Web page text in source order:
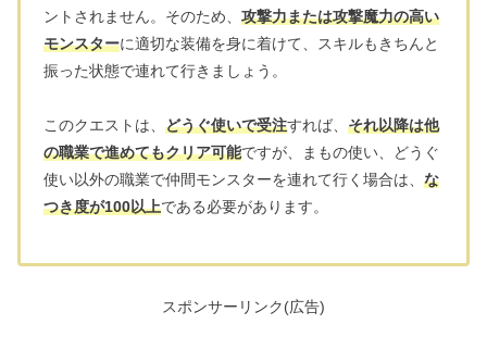
ントされません。そのため、 攻撃力または攻撃魔力の高い
モンスターに適切な装備を身に着けて、スキルもきちんと
振った状態で連れて行きましょう。
このクエストは、 どうぐ使いで受注すれば、 それ以降は他
の職業で進めてもクリア可能ですが、まもの使い、どうぐ
使い以外の職業で仲間モンスターを連れて行く場合は、 な
つき度が100以上である必要があります。
スポンサーリンク(広告)